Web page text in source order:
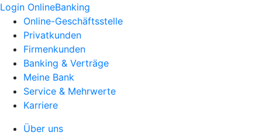
Login OnlineBanking
Online-Geschäftsstelle
Privatkunden
Firmenkunden
Banking & Verträge
Meine Bank
Service & Mehrwerte
Karriere
Über uns